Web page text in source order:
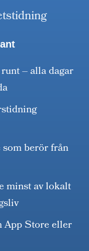
– alla dagar
berör från
minst av lokalt
App Store eller